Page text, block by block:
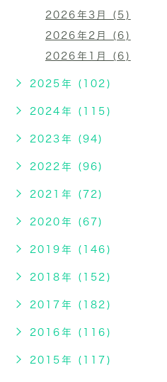
2026年3月 (5)
2026年2月 (6)
2026年1月 (6)
2025年 (102)
2024年 (115)
2023年 (94)
2022年 (96)
2021年 (72)
2020年 (67)
2019年 (146)
2018年 (152)
2017年 (182)
2016年 (116)
2015年 (117)